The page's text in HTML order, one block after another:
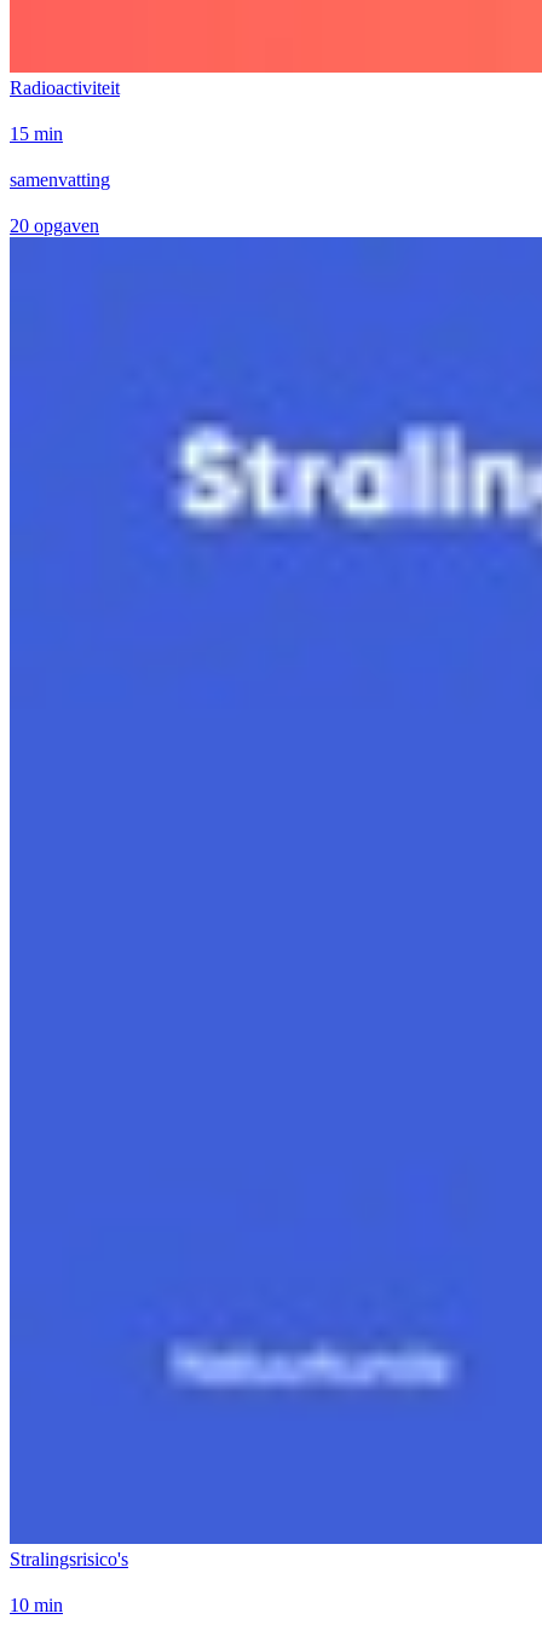
Radioactiviteit
15 min
samenvatting
20 opgaven
Stralingsrisico's
10 min